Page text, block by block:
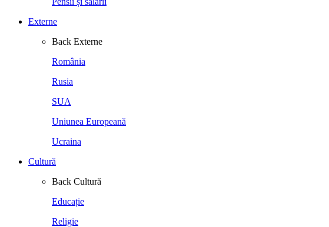
Externe
Back Externe
România
Rusia
SUA
Uniunea Europeană
Ucraina
Cultură
Back Cultură
Educație
Religie